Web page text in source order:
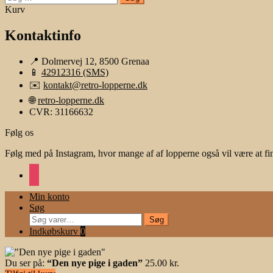
efter:
Kurv
Kontaktinfo
📍 Dolmervej 12, 8500 Grenaa
📱 42912316 (SMS)
✉️ kontakt@retro-lopperne.dk
🌐retro-lopperne.dk
CVR: 31166632
Følg os
Følg med på Instagram, hvor mange af af lopperne også vil være at
Min konto
Søg
Søg
efter:
Søg
Indkøbskurv 0
Du ser på: “Den nye pige i gaden” 25.00 kr.